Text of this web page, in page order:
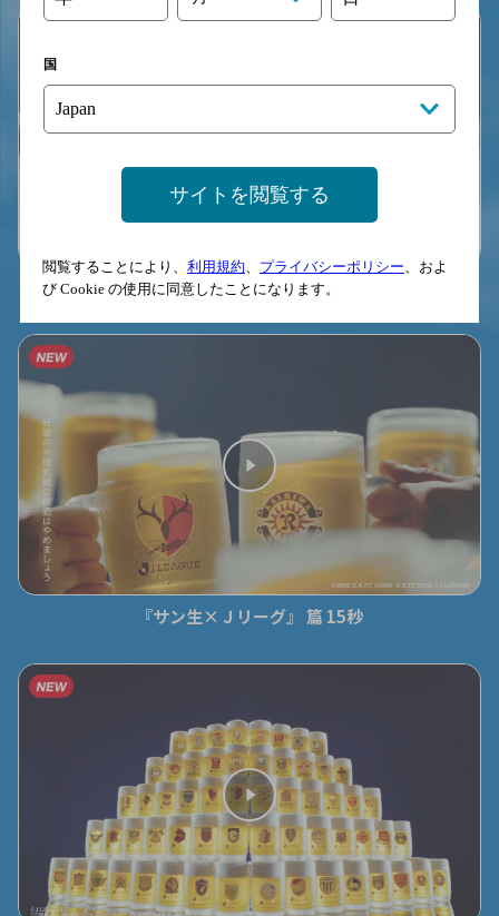
『サン生×Ｊリーグ』Ｊクラブ缶 篇 30秒
『サン生×Ｊリーグ』 篇 15秒
国
サイトを閲覧する
閲覧することにより、 利用規約、 プライバシーポリシー、およ
び Cookie の使用に同意したことになります。